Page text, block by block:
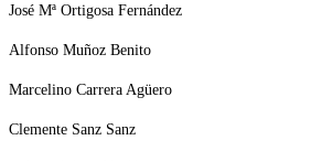
José Mª Ortigosa Fernández
Alfonso Muñoz Benito
Marcelino Carrera Agüero
Clemente Sanz Sanz